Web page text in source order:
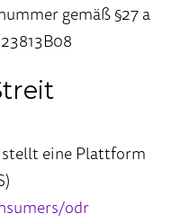
gemäß §27 a
eine Plattform
odr